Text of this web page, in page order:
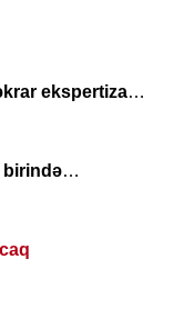
ekspertizaya
birində
adı çəkilməyib